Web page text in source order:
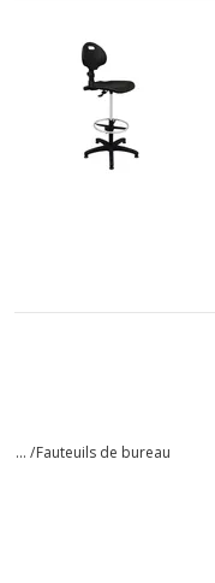
... /Fauteuils de bureau